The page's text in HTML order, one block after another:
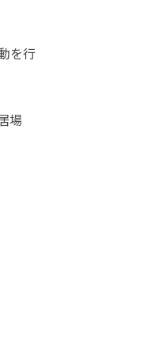
を行
場